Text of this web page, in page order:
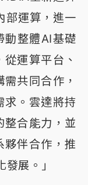
部運算，進一
動整體AI基礎
運算平台、
共同合作，
求。雲達將持
整合能力，並
伴合作，推
展。」